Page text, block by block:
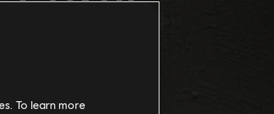
To learn more